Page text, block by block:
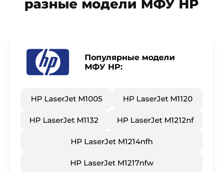
разные модели МФУ HP
Популярные модели
МФУ HP:
HP LaserJet M1005 HP LaserJet M1120
HP LaserJet M1132 HP LaserJet M1212nf
HP LaserJet M1214nfh
HP LaserJet M1217nfw